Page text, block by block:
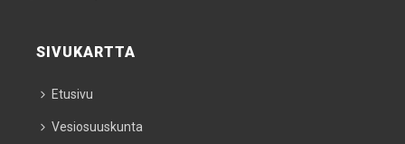
SIVUKARTTA
Etusivu
Vesiosuuskunta